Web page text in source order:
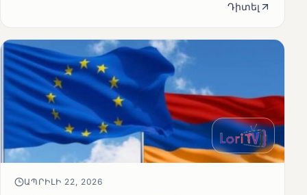
Դիտել
ԱՊՐԻԼԻ 22, 2026